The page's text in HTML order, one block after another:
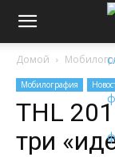
Домой
Мобилография
THL
три